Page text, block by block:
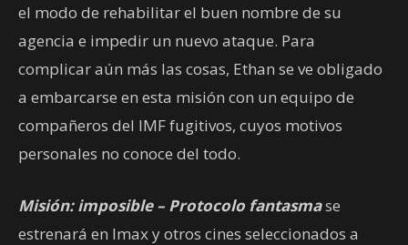
el modo de rehabilitar el buen nombre de su
agencia e impedir un nuevo ataque. Para
complicar aún más las cosas, Ethan se ve obligado
a embarcarse en esta misión con un equipo de
compañeros del IMF fugitivos, cuyos motivos
personales no conoce del todo.
Misión: imposible – Protocolo fantasmase
estrenará en Imax y otros cines seleccionados a